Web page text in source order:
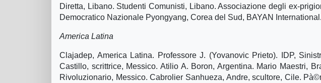
Diretta, Libano. Studenti Comunisti, Libano. Associazione degli ex-
Democratico Nazionale Pyongyang, Corea del Sud, BAYAN International.
America Latina
Clajadep, America Latina. Professore J. (Yovanovic Prieto). IDP,
Castillo, scrittrice, Messico. Atilio A. Boron, Argentina. Mario Maestri,
Rivoluzionario, Messico. Cabrolier Sanhueza, Andre, scultore, Cile.